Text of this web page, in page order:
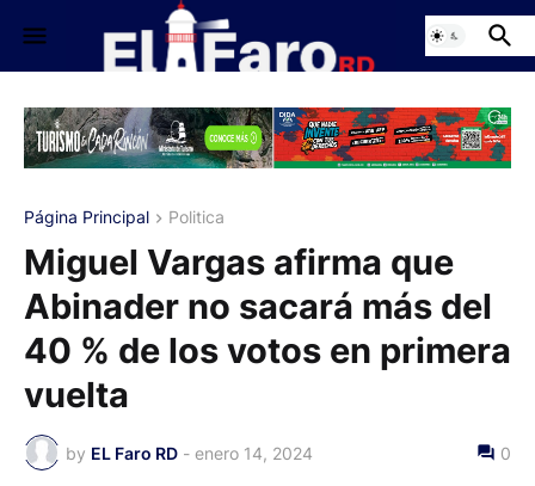
Página Principal Politica
Miguel Vargas afirma que
Abinader no sacará más del
40 % de los votos en primera
vuelta
by EL Faro RD - enero 14, 2024 0